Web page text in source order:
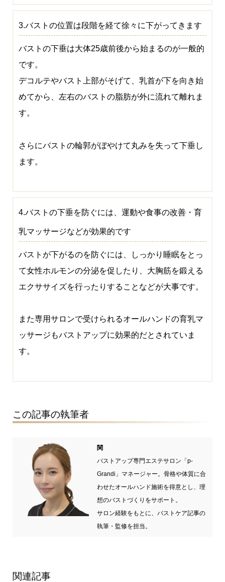
3.バストの位置は段階を経て徐々に下がってきます
バストの下垂は大体25歳前後から始まるのが一般的
です。
デコルテやバスト上部がそげて、乳首が下を向き始
めてから、左右のバストの脂肪が外に流れて離れま
す。
さらにバストの輪郭がぼやけて丸みを失って下垂し
ます。
4.バストの下垂を防ぐには、運動や食事の改善・育
乳マッサージなどが効果的です
バストが下がるのを防ぐには、しっかり睡眠をとっ
て女性ホルモンの分泌を促したり、大胸筋を鍛える
エクササイズを行ったりすることなどが大事です。
また専用サロンで受けられるオールハンドの育乳マ
ッサージもバストアップに効果的だとされていま
す。
この記事の執筆者
関
バストアップ専門エステサロン「p-
Grandi」マネージャー。骨格や体質に合
わせたオールハンド施術を得意とし、理
想のバストづくりをサポート。
サロン経験をもとに、バストケア記事の
執筆・監修を担当。
関連記事